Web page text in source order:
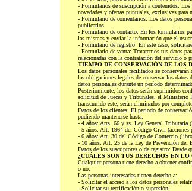
- Formularios de suscripción a contenidos: Los
novedades y ofertas puntuales, exclusivas para
- Formulario de comentarios: Los datos
publicarlos.
- Formulario de contacto: En los formularios
las mismas y enviar la información que el
- Formulario de registro: En este caso,
- Formulario de venta: Trataremos tus datos
relacionadas con la contratación del servicio o
TIEMPO DE CONSERVACIÓN DE LOS
Los datos personales facilitados se
las obligaciones legales de conservar los
datos personales durante un período
Posteriormente, los datos serán suprimidos
solicitud de Jueces y Tribunales, el Ministerio
transcurrido éste, serán eliminados por
Datos de los clientes: El periodo de
pudiendo mantenerse hasta:
- 4 años: Arts. 66 y ss. Ley General Tributaria
- 5 años: Art. 1964 del Código Civil (acciones
- 6 años: Art. 30 del Código de Comercio
- 10 años: Art. 25 de la Ley de Prevención del
Datos de los suscriptores o de registro: Desde
¿CUÁLES SON TUS DERECHOS EN
Cualquier persona tiene derecho a obtener
o no.
Las personas interesadas tienen derecho a:
- Solicitar el acceso a los datos personales
- Solicitar su rectificación o supresión.